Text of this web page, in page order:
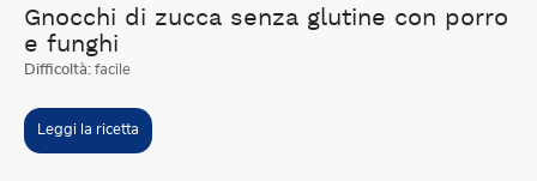
Gnocchi di zucca senza glutine con porro
e funghi
Difficoltà: facile
Leggi la ricetta